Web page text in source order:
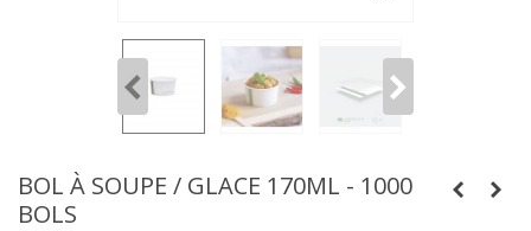
BOL À SOUPE / GLACE 170ML - 1000
BOLS